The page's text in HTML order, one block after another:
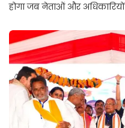
होगा जब नेताओं और